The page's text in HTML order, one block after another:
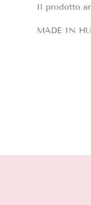
Il prodotto
MADE IN